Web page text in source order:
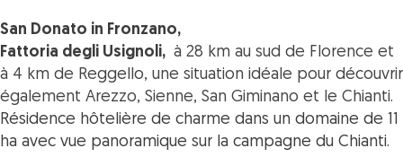
San Donato in Fronzano,
Fattoria degli Usignoli, à 28 km au sud de Florence et
à 4 km de Reggello, une situation idéale pour découvrir
également Arezzo, Sienne, San Giminano et le Chianti.
Résidence hôtelière de charme dans un domaine de 11
ha avec vue panoramique sur la campagne du Chianti.